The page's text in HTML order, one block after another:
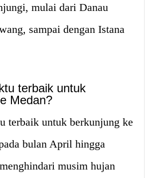
mulai dari Danau
sampai dengan Istana
terbaik untuk
Medan?
terbaik untuk berkunjung ke
bulan April hingga
musim hujan